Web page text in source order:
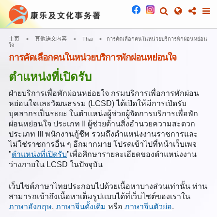
主页 其他语文内容 Thai
การคัดเลือกคนในหน่วยบริการพักผ่อนหย่อน
ใจ
การคัดเลือกคนในหน่วยบริการพักผ่อนหย่อนใจ
ตำแหน่งที่เปิดรับ
ฝ่ายบริการเพื่อพักผ่อนหย่อยใจ กรมบริการเพื่อการพักผ่อน
หย่อนใจและวัฒนธรรม (LCSD) ได้เปิดให้มีการเปิดรับ
บุคลากรเป็นระยะ ในตำแหน่งผู้ช่วยผู้จัดการบริการเพื่อพัก
ผ่อนหย่อนใจ ประเภท II ผู้ช่วยด้านสิ่งอำนวยความสะดวก
ประเภท III พนักงานกู้ชีพ รวมถึงตำแหน่งงานราชการและ
ไม่ใช่ราชการอื่น ๆ อีกมากมาย โปรดเข้าไปที่หน้าเว็บเพจ
"ตำแหน่งที่เปิดรับ"เพื่อศึกษารายละเอียดของตำแหน่งงาน
ว่างภายใน LCSD ในปัจจุบัน
เว็บไซต์ภาษาไทยประกอบไปด้วยเนื้อหาบางส่วนเท่านั้น ท่าน
สามารถเข้าถึงเนื้อหาเต็มรูปแบบได้ที่เว็บไซต์ของเราใน
ภาษาอังกฤษ, ภาษาจีนดั้งเดิม หรือ ภาษาจีนตัวย่อ.